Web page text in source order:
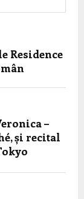
Residence
–
și recital